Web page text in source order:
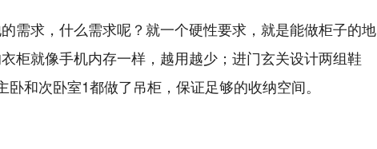
需求，什么需求呢？就一个硬性要求，就是能做柜子的地
柜就像手机内存一样，越用越少；进门玄关设计两组鞋
和次卧室1都做了吊柜，保证足够的收纳空间。